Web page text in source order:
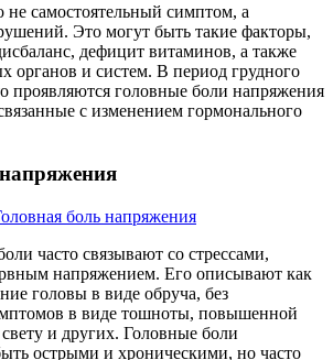
не самостоятельный симптом, а
Это могут быть такие факторы,
дефицит витаминов, а также
органов и систем. В период грудного
проявляются головные боли напряжения
с изменением гормонального
боль напряжения
часто связывают со стрессами,
напряжением. Его описывают как
головы в виде обруча, без
в виде тошноты, повышенной
и других. Головные боли
острыми и хроническими, но часто